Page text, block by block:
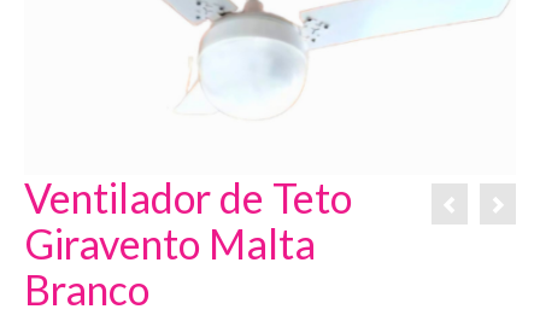
Ventilador de Teto
Giravento Malta
Branco